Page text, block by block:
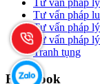
Tư vấn pháp
Tư vấn pháp
Tư vấn pháp
Tư vấn pháp
Tranh tụng
Facebook